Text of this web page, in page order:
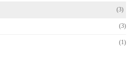
(3)
(3)
(1)